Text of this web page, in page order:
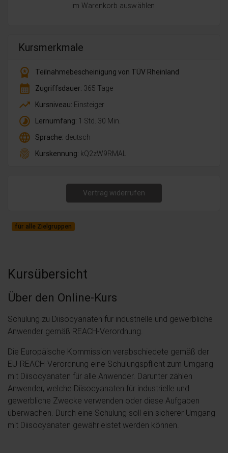
im Warenkorb auswählen.
Kursmerkmale
workspace_premium
Teilnahmebescheinigung von TÜV Rheinland
calendar_month Zugriffsdauer: 365 Tage
trending_up Kursniveau: Einsteiger
timelapse Lernumfang: 1 Std. 30 Min.
language Sprache: deutsch
fingerprint Kurskennung: kQ2zW9RMAL
Vertrag widerrufen
für alle Zielgruppen
Kursübersicht
Über den Online-Kurs
Schulung zu Diisocyanaten für industrielle und gewerbliche
Anwender gemäß REACH-Verordnung.
Die Europäische Kommission verabschiedete gemäß der
EU-REACH-Verordnung eine Schulungspflicht zum Umgang
mit Diisocyanaten für alle Anwender. Darunter zählen
Anwender, welche Diisocyanaten für industrielle und
gewerbliche Zwecke verwenden oder diese Aufgaben
überwachen. Durch eine Schulung soll ein sicherer Umgang
mit Diisocyanaten gewährleistet werden können.